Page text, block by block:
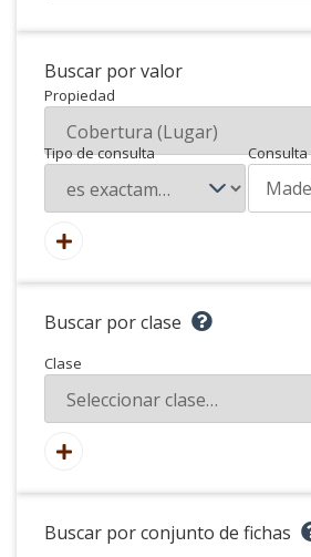
Buscar por valor
Propiedad
Tipo de consulta
Buscar por clase
Clase
Buscar por conjunto de fichas